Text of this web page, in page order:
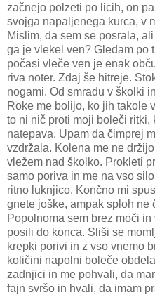
začnejo polzeti po licih, on
svojga napaljenega kurca, v
Mislim, da sem se posrala,
ga je vlekel ven? Gledam po
počasi vleče ven je enak
riva noter. Zdaj še hitreje.
nogami. Od smradu v školki
Roke me bolijo, ko jih takole
to ni nič proti moji boleči
natepava. Upam da čimprej
vzdržala. Kolena me ne
vležem nad školko. Prokleti
samo poriva in me na vso
ritno luknjico. Končno mi
gnete joške, ampak sploh ne
Popolnoma sem brez moči
posili do konca. Sliši se
krepki porivi in z vso vnemo
količini napolni boleče
zadnjici in me pohvali, da
fajn svršo in hvali, da imam